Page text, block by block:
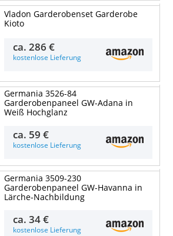
Vladon Garderobenset Garderobe
Kioto
ca.286 €
kostenlose Lieferung
Germania 3526-84
Garderobenpaneel GW-Adana in
Weiß Hochglanz
ca. 59 €
kostenlose Lieferung
Germania 3509-230
Garderobenpaneel GW-Havanna in
Lärche-Nachbildung
ca.34 €
kostenlose Lieferung